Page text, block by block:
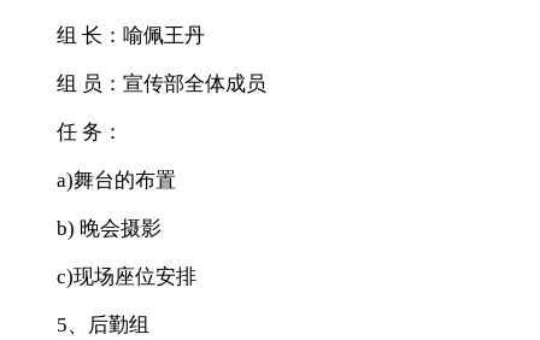
组 长：喻佩王丹
组 员：宣传部全体成员
任 务：
a)舞台的布置
b) 晚会摄影
c)现场座位安排
5、后勤组